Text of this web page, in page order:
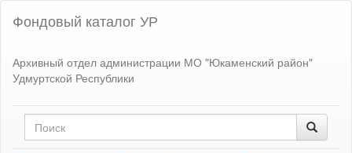
Фондовый каталог УР
Архивный отдел администрации МО "Юкаменский район"
Удмуртской Республики